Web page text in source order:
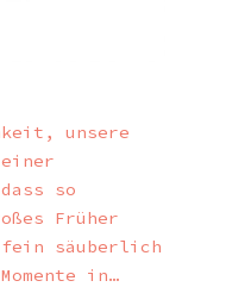
unsere
so
Früher
fein säuberlich
in…